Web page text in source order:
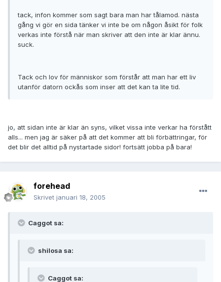
tack, infon kommer som sagt bara man har tålamod. nästa
gång vi gör en sida tänker vi inte be om någon åsikt för folk
verkas inte förstå när man skriver att den inte är klar ännu.
suck.
Tack och lov för människor som förstår att man har ett liv
utanför datorn ockås som inser att det kan ta lite tid.
jo, att sidan inte är klar än syns, vilket vissa inte verkar ha förstått
alls... men jag är säker på att det kommer att bli förbättringar, för
det blir det alltid på nystartade sidor! fortsätt jobba på bara!
forehead
Skrivet januari 18, 2005
Caggot sa:
shilosa sa:
Caggot sa: